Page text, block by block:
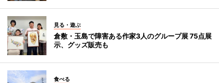
見る・遊ぶ
倉敷・玉島で障害ある作家3人のグループ展 75点展
示、グッズ販売も
食べる